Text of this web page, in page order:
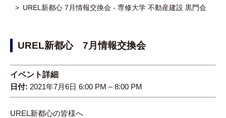
UREL新都心 7月情報交換会 - 専修大学 不動産建設 黒門会
UREL新都心 7月情報交換会
イベント詳細
日付: 2021年7月6日 6:00 PM –8:00 PM
UREL新都心の皆様へ